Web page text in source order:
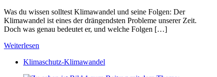
Was du wissen solltest Klimawandel und seine Folgen: Der
Klimawandel ist eines der drängendsten Probleme unserer Zeit.
Doch was genau bedeutet er, und welche Folgen […]
Weiterlesen
Klimaschutz-Klimawandel